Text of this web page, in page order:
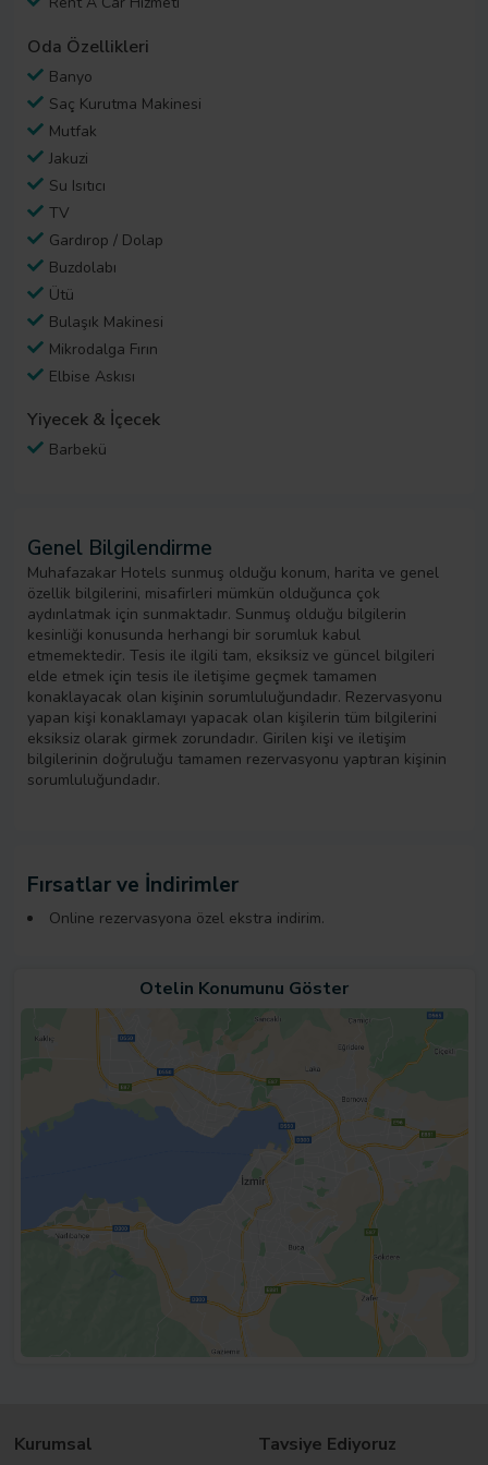
Fırsatlar ve İndirimler
Online rezervasyona özel ekstra indirim.
Otelin Konumunu Göster
Oda Özellikleri
Banyo
Saç Kurutma Makinesi
Mutfak
Jakuzi
Su Isıtıcı
TV
Gardırop / Dolap
Buzdolabı
Ütü
Bulaşık Makinesi
Mikrodalga Fırın
Elbise Askısı
Yiyecek & İçecek
Barbekü
Genel Bilgilendirme
Muhafazakar Hotels sunmuş olduğu konum, harita ve genel
özellik bilgilerini, misafirleri mümkün olduğunca çok
aydınlatmak için sunmaktadır. Sunmuş olduğu bilgilerin
kesinliği konusunda herhangi bir sorumluk kabul
etmemektedir. Tesis ile ilgili tam, eksiksiz ve güncel bilgileri
elde etmek için tesis ile iletişime geçmek tamamen
konaklayacak olan kişinin sorumluluğundadır. Rezervasyonu
yapan kişi konaklamayı yapacak olan kişilerin tüm bilgilerini
eksiksiz olarak girmek zorundadır. Girilen kişi ve iletişim
bilgilerinin doğruluğu tamamen rezervasyonu yaptıran kişinin
sorumluluğundadır.
Kurumsal Tavsiye Ediyoruz